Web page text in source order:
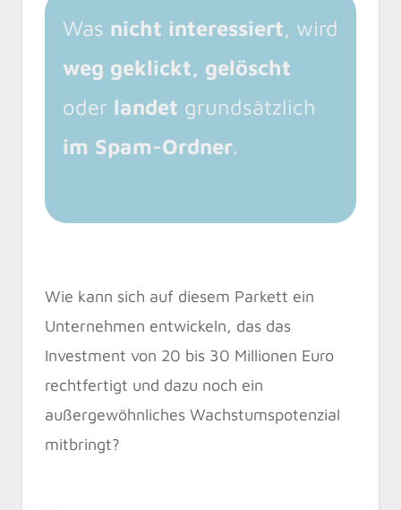
Was nicht interessiert, wird
weg geklickt, gelöscht
oder landet grundsätzlich
im Spam-Ordner.
Wie kann sich auf diesem Parkett ein
Unternehmen entwickeln, das das
Investment von 20 bis 30 Millionen Euro
rechtfertigt und dazu noch ein
außergewöhnliches Wachstumspotenzial
mitbringt?